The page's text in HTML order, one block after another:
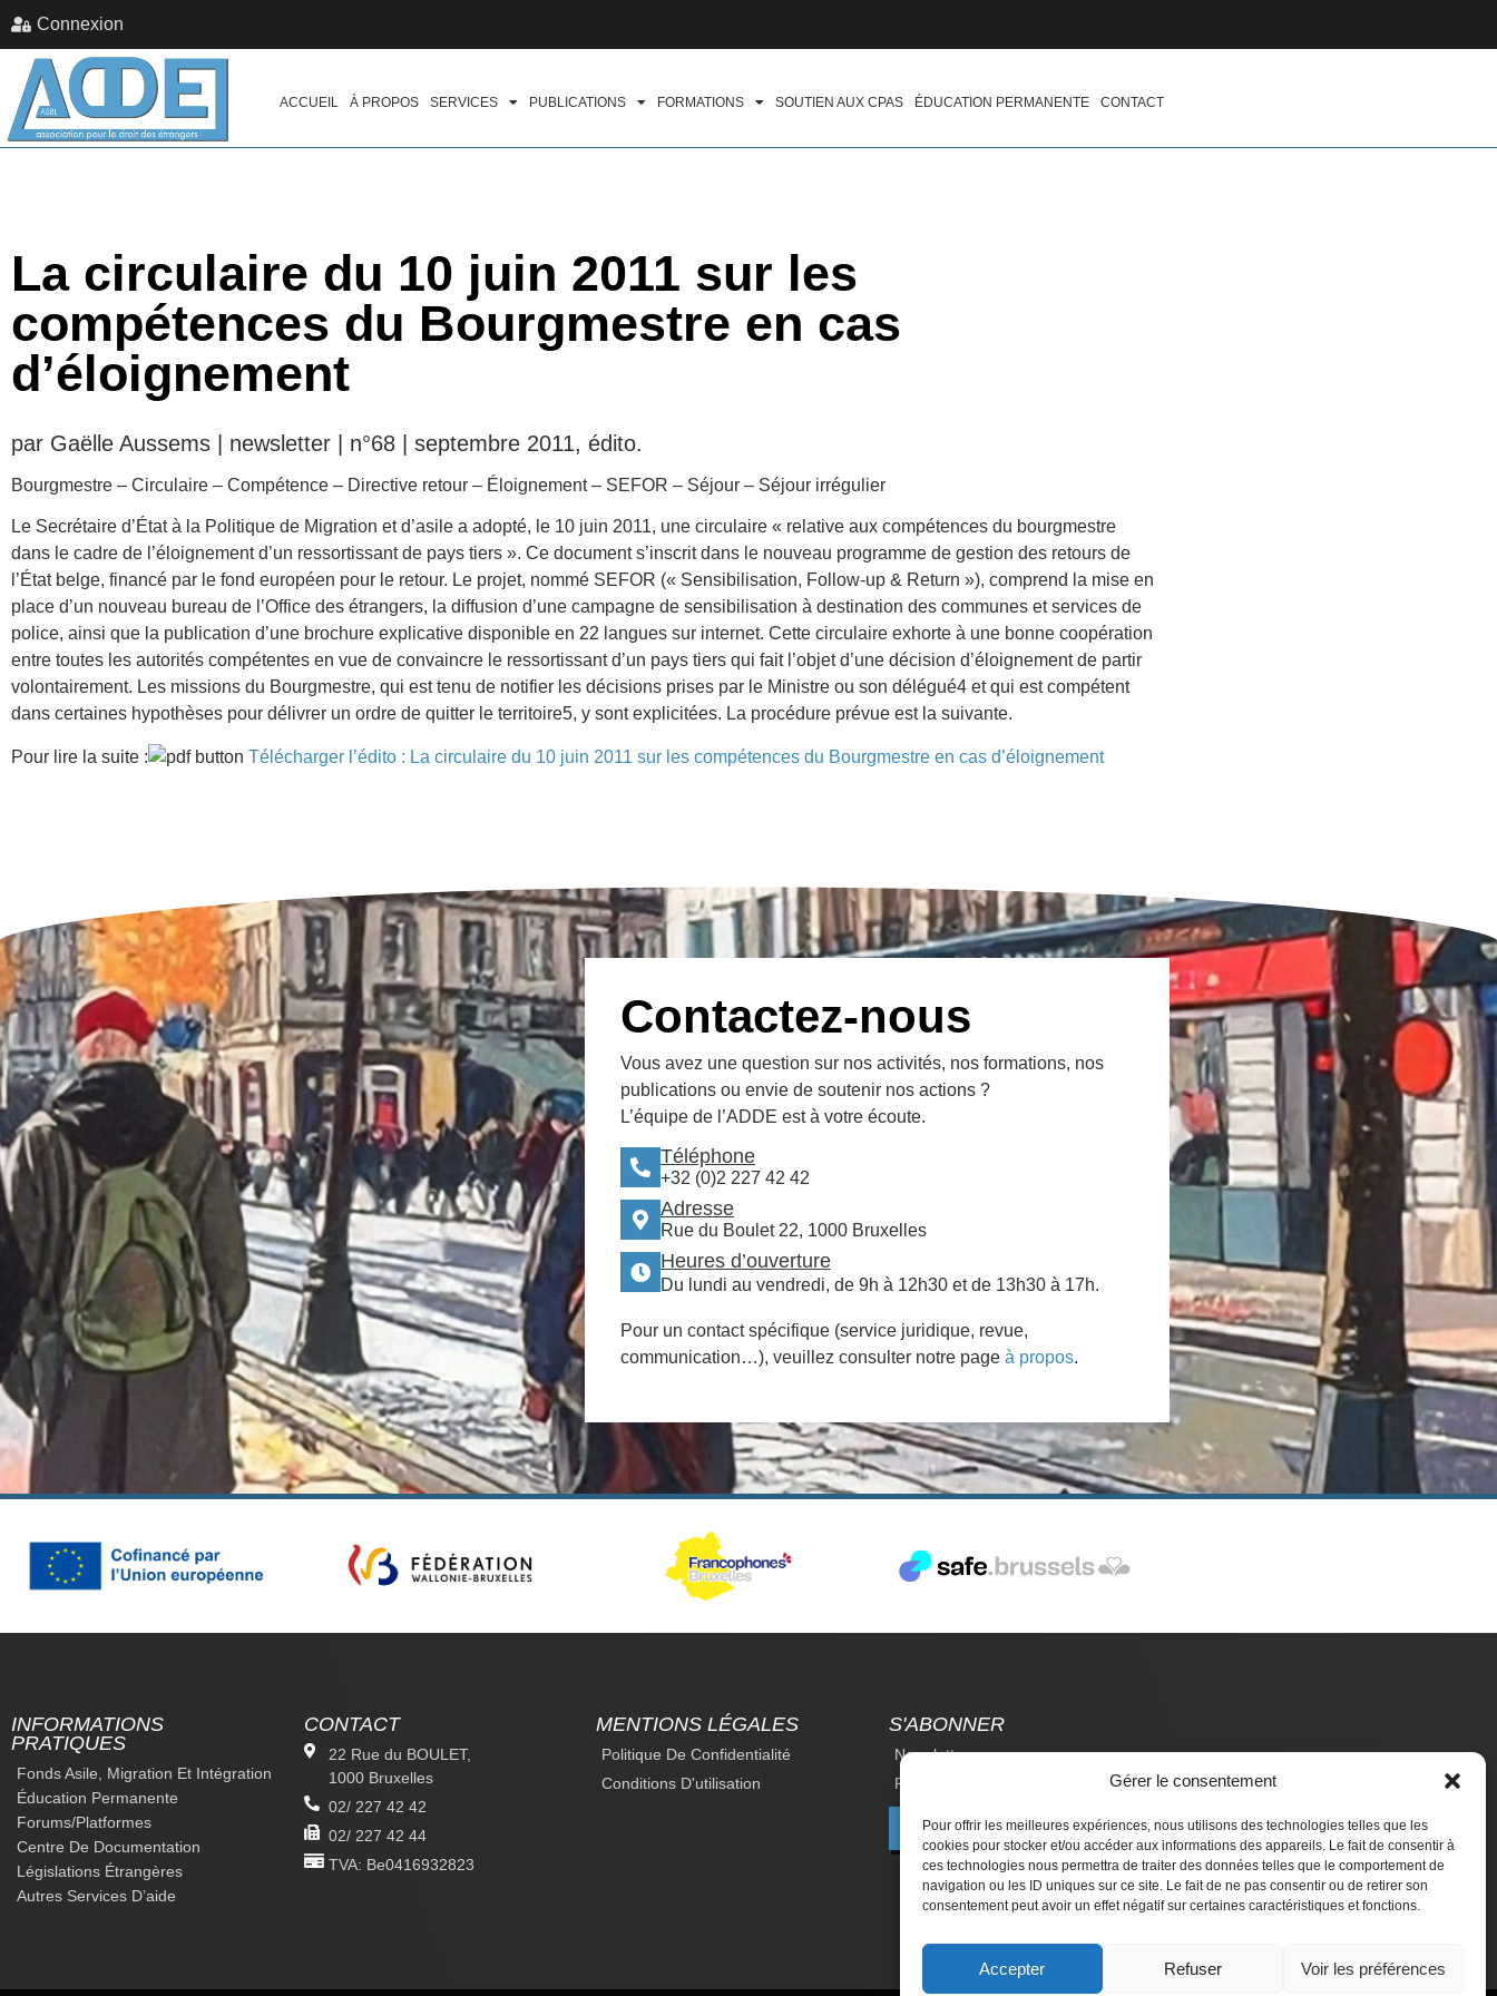
Gérer le consentement
Pour offrir les meilleures expériences, nous utilisons des technologies telles que les
cookies pour stocker et/ou accéder aux informations des appareils. Le fait de consentir à
ces technologies nous permettra de traiter des données telles que le comportement de
navigation ou les ID uniques sur ce site. Le fait de ne pas consentir ou de retirer son
consentement peut avoir un effet négatif sur certaines caractéristiques et fonctions.
Accepter Refuser Voir les préférences
Connexion
ACCUEIL À PROPOS SERVICES PUBLICATIONS FORMATIONS SOUTIEN AUX CPAS ÉDUCATION PERMANENTE CONTACT
La circulaire du 10 juin 2011 sur les
compétences du Bourgmestre en cas
d’éloignement
par Gaëlle Aussems | newsletter | n°68 | septembre 2011, édito.
Bourgmestre – Circulaire – Compétence – Directive retour – Éloignement – SEFOR – Séjour – Séjour irrégulier
Le Secrétaire d’État à la Politique de Migration et d’asile a adopté, le 10 juin 2011, une circulaire « relative aux compétences du bourgmestre
dans le cadre de l’éloignement d’un ressortissant de pays tiers ». Ce document s’inscrit dans le nouveau programme de gestion des retours de
l’État belge, financé par le fond européen pour le retour. Le projet, nommé SEFOR (« Sensibilisation, Follow-up & Return »), comprend la mise en
place d’un nouveau bureau de l’Office des étrangers, la diffusion d’une campagne de sensibilisation à destination des communes et services de
police, ainsi que la publication d’une brochure explicative disponible en 22 langues sur internet. Cette circulaire exhorte à une bonne coopération
entre toutes les autorités compétentes en vue de convaincre le ressortissant d’un pays tiers qui fait l’objet d’une décision d’éloignement de partir
volontairement. Les missions du Bourgmestre, qui est tenu de notifier les décisions prises par le Ministre ou son délégué4 et qui est compétent
dans certaines hypothèses pour délivrer un ordre de quitter le territoire5, y sont explicitées. La procédure prévue est la suivante.
Pour lire la suite : Télécharger l’édito : La circulaire du 10 juin 2011 sur les compétences du Bourgmestre en cas d’éloignement
Contactez-nous
Vous avez une question sur nos activités, nos formations, nos
publications ou envie de soutenir nos actions ?
L’équipe de l’ADDE est à votre écoute.
Téléphone
+32 (0)2 227 42 42
Adresse
Rue du Boulet 22, 1000 Bruxelles
Heures d’ouverture
Du lundi au vendredi, de 9h à 12h30 et de 13h30 à 17h.
Pour un contact spécifique (service juridique, revue,
communication…), veuillez consulter notre page à propos.
INFORMATIONS
PRATIQUES
Fonds Asile, Migration Et Intégration
Éducation Permanente
Forums/platformes
Centre De Documentation
Législations Étrangères
Autres Services D’aide
CONTACT
22 Rue du BOULET,
1000 Bruxelles
02/ 227 42 42
02/ 227 42 44
TVA: Be0416932823
MENTIONS LÉGALES
Politique De Confidentialité
Conditions D'utilisation
S'ABONNER
Newsletter
Revue Du Droit Des Étrangers
Faire un don